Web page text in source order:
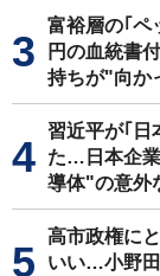
富裕層の｢ペ
円の血統書
持ちが"向か
習近平が｢日
た…日本企
導体"の意外
高市政権に
いい…小野